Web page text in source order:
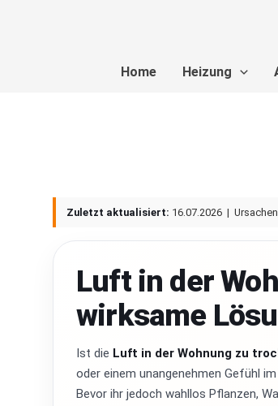
Home Heizung
Zuletzt aktualisiert: 16.07.2026 |
Luft in der
wirksame
Ist die Luft in der Wohnung zu
oder einem unangenehmen Gefühl
Bevor ihr jedoch wahllos Pflanzen,